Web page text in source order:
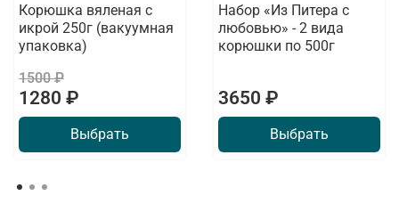
Корюшка вяленая с
икрой 250г (вакуумная
упаковка)
1500 ₽
1280 ₽
Выбрать
Набор «Из Питера с
любовью» - 2 вида
корюшки по 500г
3650 ₽
Выбрать